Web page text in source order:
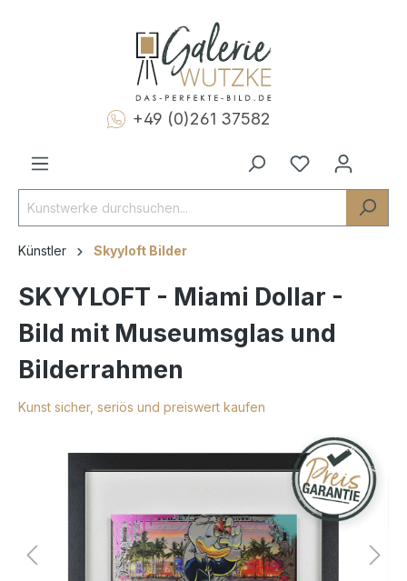
+49 (0)261 37582
Künstler Skyyloft Bilder
SKYYLOFT - Miami Dollar -
Bild mit Museumsglas und
Bilderrahmen
Kunst sicher, seriös und preiswert kaufen